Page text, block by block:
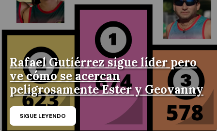
Rafael Gutiérrez sigue líder pero
ve cómo se acercan
peligrosamente Ester y Geovanny
SIGUE LEYENDO